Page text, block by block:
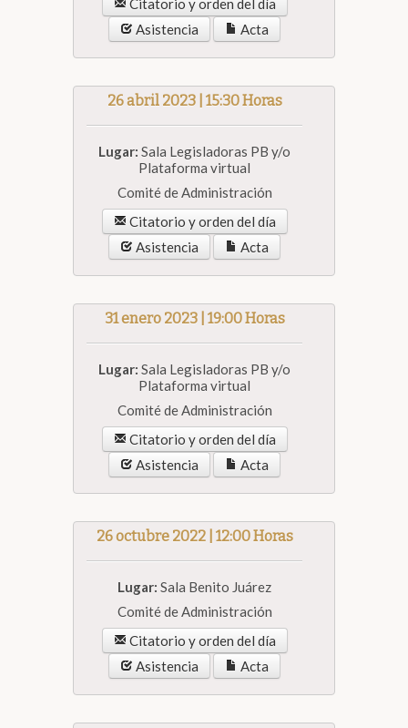
Citatorio y orden del día
Asistencia
Acta
26 abril 2023 | 15:30 Horas
Lugar: Sala Legisladoras PB y/o
Plataforma virtual
Comité de Administración
Citatorio y orden del día
Asistencia
Acta
31 enero 2023 | 19:00 Horas
Lugar: Sala Legisladoras PB y/o
Plataforma virtual
Comité de Administración
Citatorio y orden del día
Asistencia
Acta
26 octubre 2022 | 12:00 Horas
Lugar: Sala Benito Juárez
Comité de Administración
Citatorio y orden del día
Asistencia
Acta